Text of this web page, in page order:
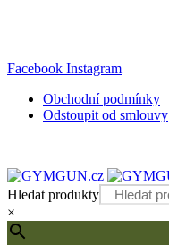
Facebook Instagram
Obchodní podmínky
Odstoupit od smlouvy
Hledat produkty
×